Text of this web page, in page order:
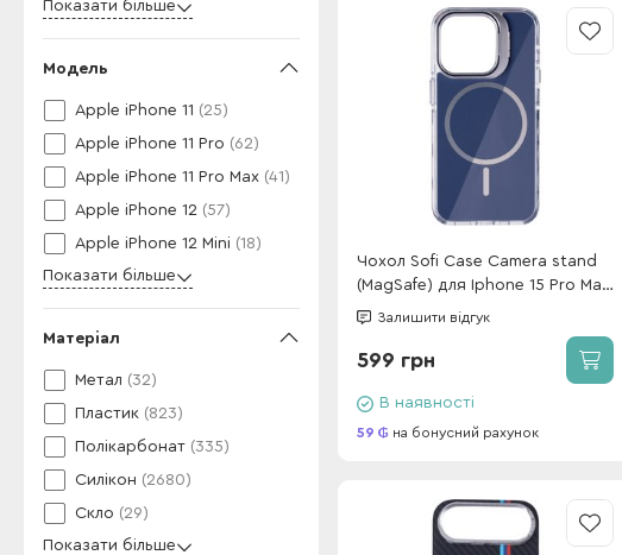
Показати більше
Модель
Apple iPhone 11 (25)
Apple iPhone 11 Pro (62)
Apple iPhone 11 Pro Max (41)
Apple iPhone 12 (57)
Apple iPhone 12 Mini (18)
Показати більше
Матеріал
Метал (32)
Пластик (823)
Полікарбонат (335)
Силікон (2680)
Скло (29)
Показати більше
Чохол Sofi Case Camera stand
(MagSafe) для Iphone 15 Pro Max
Sky Blue
Залишити відгук
599 грн
В наявності
59 на бонусний рахунок